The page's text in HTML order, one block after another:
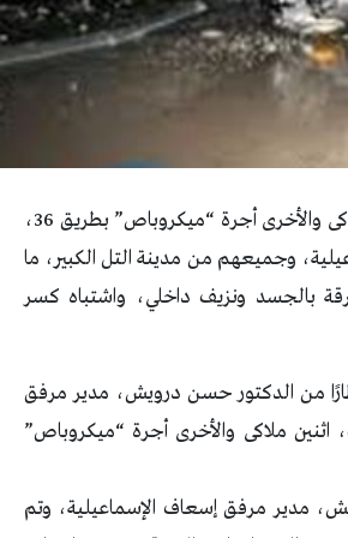
تحول فرح لمأتم فجأة إثر وقوع حادث تصادم بين 3 سيارات، سيارتين منها ملاكى والأخرى أجرة “ميكروباص” بطريق 36،
وجميعهم من مدينة التل الكبير، ما
بأنحاء متفرقة بالجسد ونزيف داخلي، واشتباه كسر
من الدكتور حسن درويش، مدير مرفق
يفيد بورود بلاغ بوقوع حادث تصادم بين 3 سيارات، اثنين ملاكى والأخرى أجرة “ميكروباص”
حسن درويش، مدير مرفق إسعاف الإسماعيلية، وتم